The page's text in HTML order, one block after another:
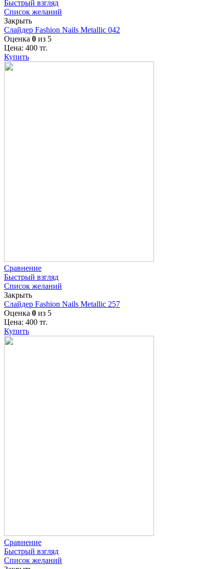
Быстрый взгляд
Список желаний
Закрыть
Слайдер Fashion Nails Metallic 042
Оценка 0 из 5
Цена: 400 тг.
Купить
Сравнение
Быстрый взгляд
Список желаний
Закрыть
Слайдер Fashion Nails Metallic 257
Оценка 0 из 5
Цена: 400 тг.
Купить
Сравнение
Быстрый взгляд
Список желаний